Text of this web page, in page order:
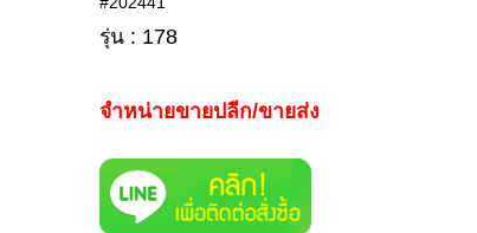
รุ่น : 178
จำหน่ายขายปลีก/ขายส่ง